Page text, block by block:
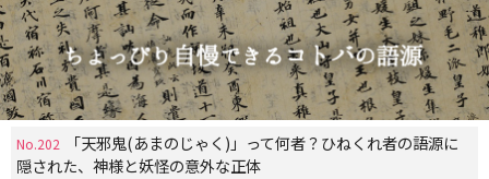
No.202
「天邪鬼(あまのじゃく)」って何者？ひねくれ者の語源に
隠された、神様と妖怪の意外な正体